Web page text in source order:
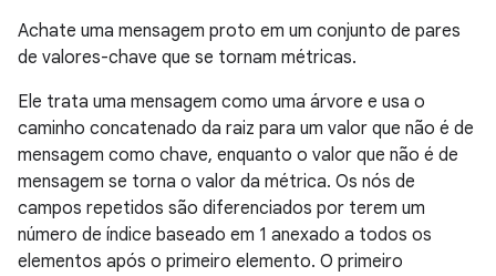
Achate uma mensagem proto em um conjunto de pares
de valores-chave que se tornam métricas.
Ele trata uma mensagem como uma árvore e usa o
caminho concatenado da raiz para um valor que não é de
mensagem como chave, enquanto o valor que não é de
mensagem se torna o valor da métrica. Os nós de
campos repetidos são diferenciados por terem um
número de índice baseado em 1 anexado a todos os
elementos após o primeiro elemento. O primeiro